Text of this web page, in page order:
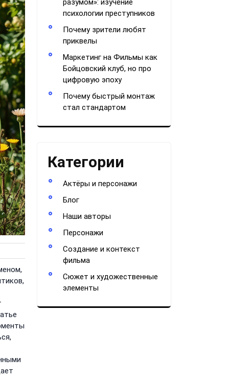
разумом»: изучение
психологии преступников
Почему зрители любят
приквелы
Маркетинг на Фильмы как
Бойцовский клуб, но про
цифровую эпоху
Почему быстрый монтаж
стал стандартом
Категории
Актёры и персонажи
Блог
Наши авторы
Персонажи
Создание и контекст
фильма
Сюжет и художественные
элементы